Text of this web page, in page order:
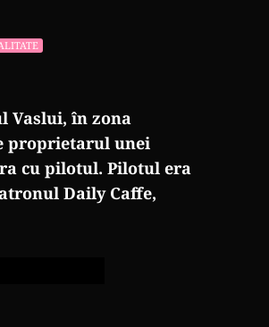
Vaslui, în zona
proprietarul unei
cu pilotul. Pilotul era
Daily Caffe,